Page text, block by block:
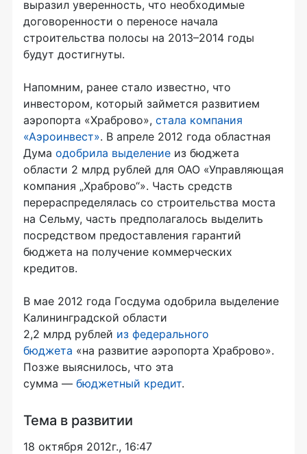
выразил уверенность, что необходимые
договоренности о переносе начала
строительства полосы на 2013–2014 годы
будут достигнуты.
Напомним, ранее стало известно, что
инвестором, который займется развитием
аэропорта «Храброво», стала компания
«Аэроинвест». В апреле 2012 года областная
Дума одобрила выделение из бюджета
области 2 млрд рублей для ОАО «Управляющая
компания „Храброво“». Часть средств
перераспределялась со строительства моста
на Сельму, часть предполагалось выделить
посредством предоставления гарантий
бюджета на получение коммерческих
кредитов.
В мае 2012 года Госдума одобрила выделение
Калининградской области
2,2 млрд рублей из федерального
бюджета «на развитие аэропорта Храброво».
Позже выяснилось, что эта
сумма — бюджетный кредит.
Тема в развитии
18 октября 2012г., 16:47